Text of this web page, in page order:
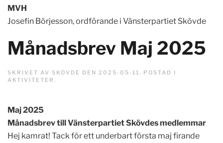
MVH
Josefin Börjesson, ordförande i Vänsterpartiet Skövde
Månadsbrev Maj 2025
SKRIVET AV SKOVDE DEN 2025-05-11 . POSTAD I
AKTIVITETER .
Maj 2025
Månadsbrev till Vänsterpartiet Skövdes medlemmar
Hej kamrat! Tack för ett underbart första maj firande